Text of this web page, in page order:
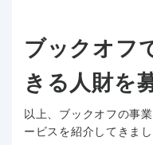
ブックオフ
きる人財を
以上、ブックオフの事
ービスを紹介してきまし